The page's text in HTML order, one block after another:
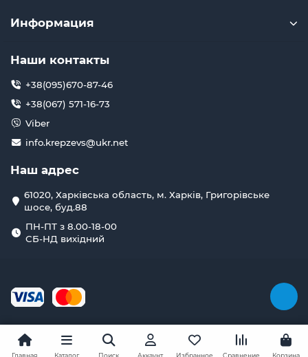
Информация
Наши контакты
+38(095)670-87-46
+38(067) 571-16-73
Viber
info.krepzevs@ukr.net
Наш адрес
61020, Харківська область, м. Харків, Григорівське
шосе, буд.88
ПН-ПТ з 8.00-18-00
СБ-НД вихідний
Главная Каталог Поиск Аккаунт Избранное Сравнение Корзина